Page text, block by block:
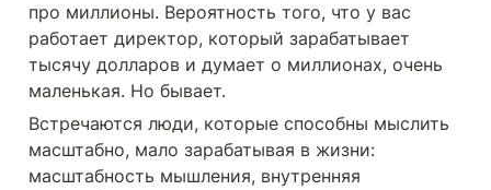
про миллионы. Вероятность того, что у вас
работает директор, который зарабатывает
тысячу долларов и думает о миллионах, очень
маленькая. Но бывает.
Встречаются люди, которые способны мыслить
масштабно, мало зарабатывая в жизни:
масштабность мышления, внутренняя